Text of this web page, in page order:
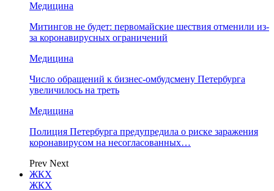
Медицина
Митингов не будет: первомайские шествия отменили из-
за коронавирусных ограничений
Медицина
Число обращений к бизнес-омбудсмену Петербурга
увеличилось на треть
Медицина
Полиция Петербурга предупредила о риске заражения
коронавирусом на несогласованных…
Prev Next
ЖКХ
ЖКХ